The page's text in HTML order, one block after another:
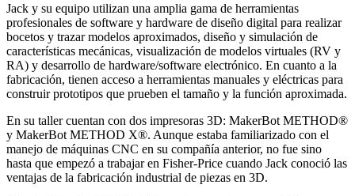
Jack y su equipo utilizan una amplia gama de herramientas
profesionales de software y hardware de diseño digital para realizar
bocetos y trazar modelos aproximados, diseño y simulación de
características mecánicas, visualización de modelos virtuales (RV y
RA) y desarrollo de hardware/software electrónico. En cuanto a la
fabricación, tienen acceso a herramientas manuales y eléctricas para
construir prototipos que prueben el tamaño y la función aproximada.
En su taller cuentan con dos impresoras 3D: MakerBot METHOD®
y MakerBot METHOD X®. Aunque estaba familiarizado con el
manejo de máquinas CNC en su compañía anterior, no fue sino
hasta que empezó a trabajar en Fisher-Price cuando Jack conoció las
ventajas de la fabricación industrial de piezas en 3D.